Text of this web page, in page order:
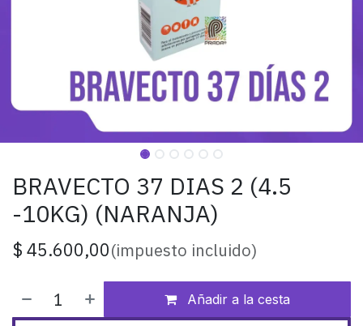
BRAVECTO 37 DIAS 2 (4.5
-10KG) (NARANJA)
$ 45.600,00(impuesto incluido)
Añadir a la cesta